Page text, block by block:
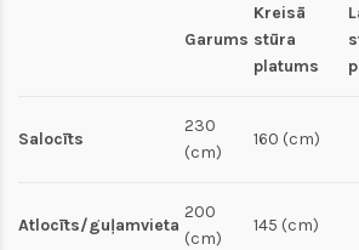
Garums
Kreisā
stūra
platums
Salocīts
230
(cm)
160 (cm)
Atlocīts/guļamvieta
200
(cm)
145 (cm)